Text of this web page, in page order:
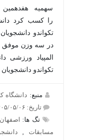
سهمیه هفدهمین
را کسب کرد دانشگاه
تکواندو دانشجویان
در سه وزن موفق به
المپیاد ورزشی
تکواندو دانشجویان
منبع:دانشگاه کاشان
تاریخ: ۱۴۰۵/۰۵/۰۶
14 بازدید
تگ ها:اصفهان ,
مسابقات,دانشجویان